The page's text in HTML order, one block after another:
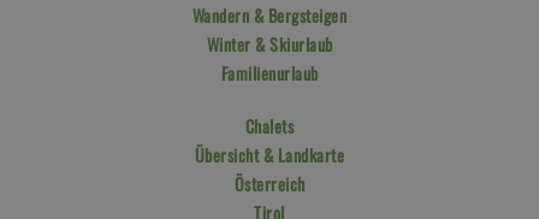
Wandern & Bergsteigen
Winter & Skiurlaub
Familienurlaub
Chalets
Übersicht & Landkarte
Österreich
Tirol